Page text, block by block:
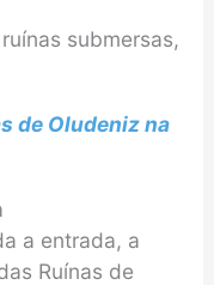
submersas,
de Oludeniz na
a entrada, a
Ruínas de